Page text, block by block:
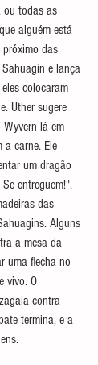
ou todas as
alguém está
das
Sahuagin e lança
colocaram
Uther sugere
Wyvern lá em
a carne. Ele
um dragão
entreguem!".
das
Alguns
a mesa da
uma flecha no
vivo. O
contra
termina, e a